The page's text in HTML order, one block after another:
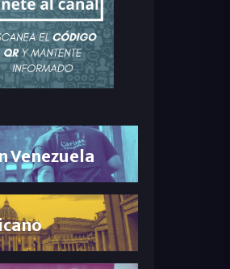
Venezuela